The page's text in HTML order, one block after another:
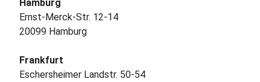
Hamburg
Ernst-Merck-Str. 12-14
20099 Hamburg
Frankfurt
Eschersheimer Landstr. 50-54